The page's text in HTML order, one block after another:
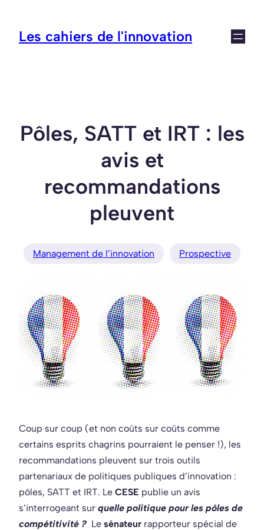
contenu
Les cahiers de l'innovation
Pôles, SATT et IRT : les
avis et
recommandations
pleuvent
Management de l’innovation Prospective
Coup sur coup (et non coûts sur coûts comme
certains esprits chagrins pourraient le penser !), les
recommandations pleuvent sur trois outils
partenariaux de politiques publiques d’innovation :
pôles, SATT et IRT. Le CESE publie un avis
s’interrogeant sur quelle politique pour les pôles de
compétitivité ? Le sénateur rapporteur spécial de